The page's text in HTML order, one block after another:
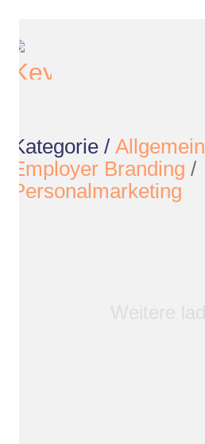
Kategorie / Allgemein
Employer Branding /
Personalmarketing